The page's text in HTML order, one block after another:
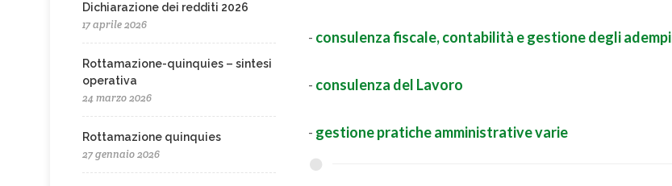
- consulenza fiscale, contabilità e gestione degli
- consulenza del Lavoro
- gestione pratiche amministrative varie
Dichiarazione dei redditi 2026
17 aprile 2026
Rottamazione-quinquies – sintesi
operativa
24 marzo 2026
Rottamazione quinquies
27 gennaio 2026